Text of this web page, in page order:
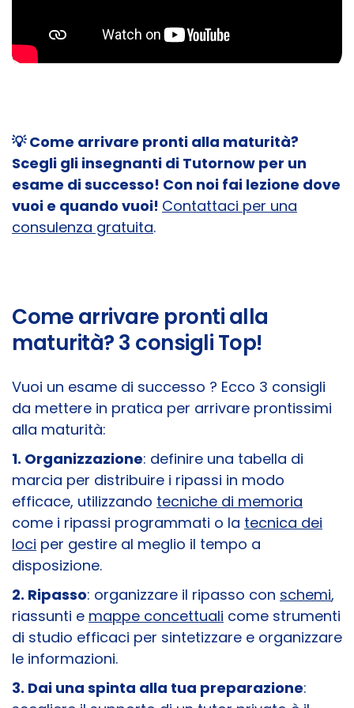
💡Come arrivare pronti alla maturità?
Scegli gli insegnanti di Tutornow per un
esame di successo! Con noi fai lezione dove
vuoi e quando vuoi! Contattaci per una
consulenza gratuita.
Come arrivare pronti alla
maturità? 3 consigli Top!
Vuoi un esame di successo ? Ecco 3 consigli
da mettere in pratica per arrivare prontissimi
alla maturità:
1. Organizzazione: definire una tabella di
marcia per distribuire i ripassi in modo
efficace, utilizzando tecniche di memoria
come i ripassi programmati o la tecnica dei
loci per gestire al meglio il tempo a
disposizione.
2. Ripasso: organizzare il ripasso con schemi,
riassunti e mappe concettuali come strumenti
di studio efficaci per sintetizzare e organizzare
le informazioni.
3. Dai una spinta alla tua preparazione: